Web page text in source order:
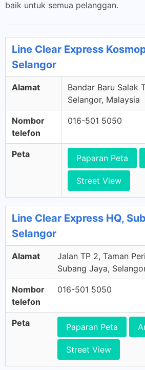
baik untuk semua pelanggan.
Line Clear Express
Selangor
Alamat
Bandar Baru Salak
Selangor, Malaysia
Nombor
telefon
016-501 5050
Peta Paparan Peta
Street View
Line Clear Express HQ,
Selangor
Alamat
Jalan TP 2, Taman
Subang Jaya,
Nombor
telefon
016-501 5050
Peta Paparan Peta
Street View